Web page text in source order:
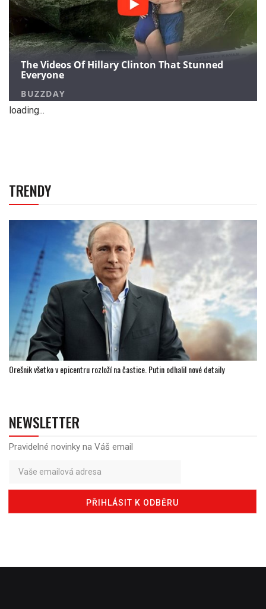
loading...
TRENDY
Orešnik všetko v epicentru rozloží na častice. Putin odhalil nové detaily
NEWSLETTER
Pravidelné novinky na Váš email